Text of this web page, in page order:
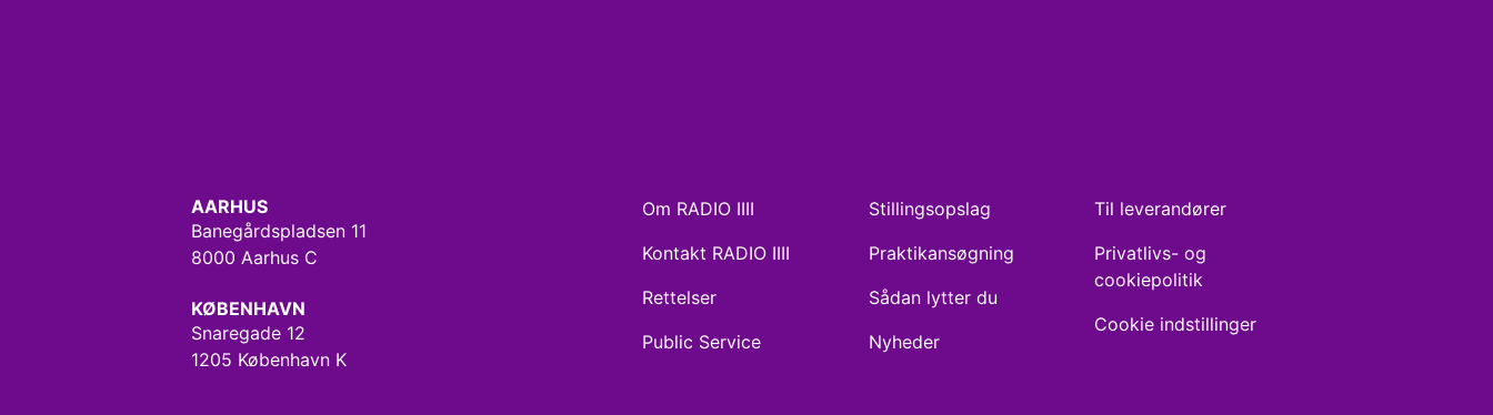
AARHUS
Banegårdspladsen 11
8000 Aarhus C
KØBENHAVN
Snaregade 12
1205 København K
Om RADIO IIII
Kontakt RADIO IIII
Rettelser
Public Service
Stillingsopslag
Praktikansøgning
Sådan lytter du
Nyheder
Til leverandører
Privatlivs- og
cookiepolitik
Cookie indstillinger